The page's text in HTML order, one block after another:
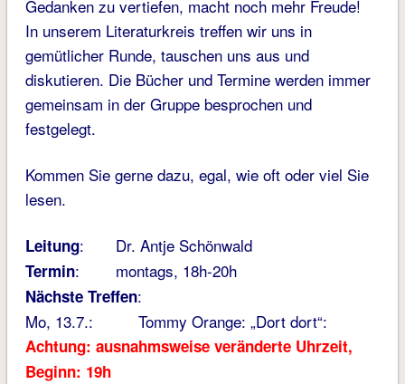
Gedanken zu vertiefen, macht noch mehr Freude!
In unserem Literaturkreis treffen wir uns in
gemütlicher Runde, tauschen uns aus und
diskutieren. Die Bücher und Termine werden immer
gemeinsam in der Gruppe besprochen und
festgelegt.
Kommen Sie gerne dazu, egal, wie oft oder viel Sie
lesen.
Leitung: Dr. Antje Schönwald
Termin: montags, 18h-20h
Nächste Treffen:
Mo, 13.7.: Tommy Orange: „Dort dort“:
Achtung: ausnahmsweise veränderte Uhrzeit,
Beginn: 19h